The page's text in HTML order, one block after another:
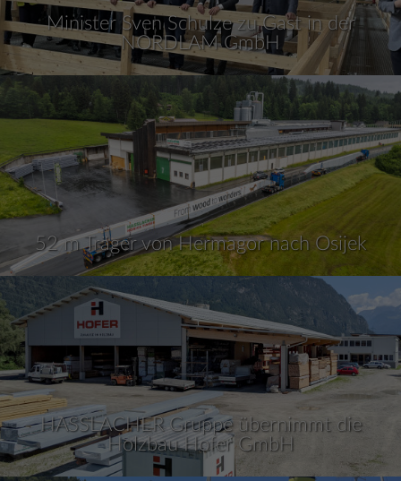
Minister Sven Schulze zu Gast in der
NORDLAM GmbH
52 m Träger von Hermagor nach Osijek
HASSLACHER Gruppe übernimmt die
Holzbau Hofer GmbH